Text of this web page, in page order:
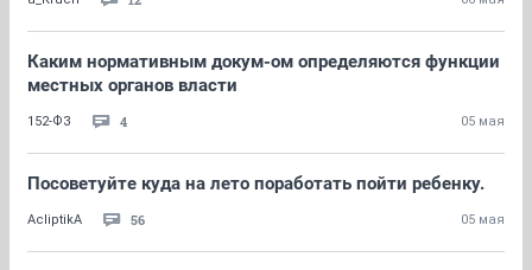
Каким нормативным докум-ом определяются функции
местных органов власти
152-ФЗ 4 05 мая
Посоветуйте куда на лето поработать пойти ребенку.
AcliptikA 56 05 мая